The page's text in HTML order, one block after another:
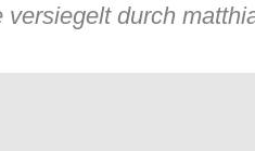
versiegelt durch